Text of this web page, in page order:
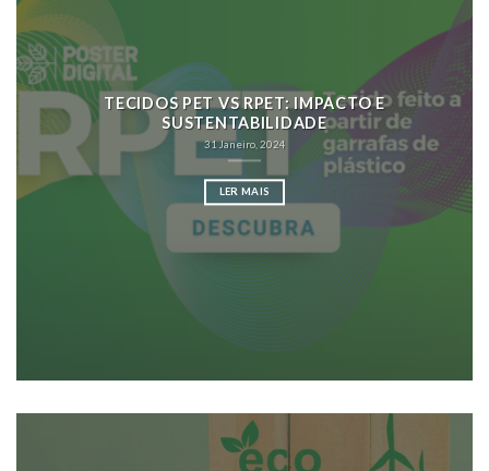
TECIDOS PET VS RPET: IMPACTO E
SUSTENTABILIDADE
31 Janeiro, 2024
LER MAIS